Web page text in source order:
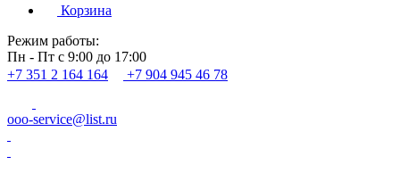
Корзина
Режим работы:
Пн - Пт с 9:00 до 17:00
+7 351 2 164 164
+7 904 945 46 78
ooo-service@list.ru